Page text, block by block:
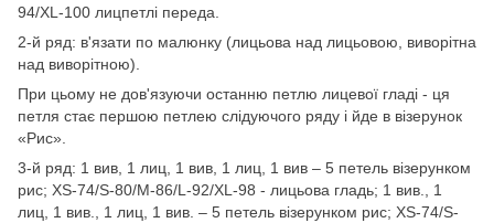
94/XL-100 лицпетлі переда.
2-й ряд: в'язати по малюнку (лицьова над лицьовою, виворітна
над виворітною).
При цьому не дов'язуючи останню петлю лицевої гладі - ця
петля стає першою петлею слідуючого ряду і йде в візерунок
«Рис».
3-й ряд: 1 вив, 1 лиц, 1 вив, 1 лиц, 1 вив – 5 петель візерунком
рис; XS-74/S-80/M-86/L-92/XL-98 - лицьова гладь; 1 вив., 1
лиц, 1 вив., 1 лиц, 1 вив. – 5 петель візерунком рис; XS-74/S-